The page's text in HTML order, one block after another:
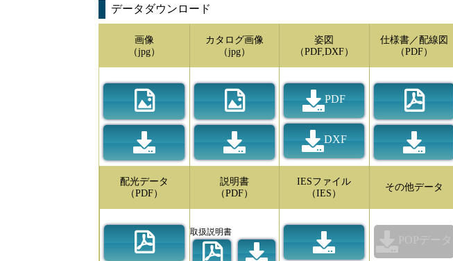
データダウンロード
画像
（jpg）
カタログ画像
（jpg）
姿図
（PDF,DXF）
PDF
DXF
仕様書／配線図
（PDF）
配光データ
（PDF）
説明書
（PDF）
取扱説明書
IESファイル
（IES）
その他データ
POPデータ